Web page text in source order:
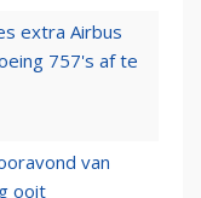
extra Airbus
757's af te
van
ooit